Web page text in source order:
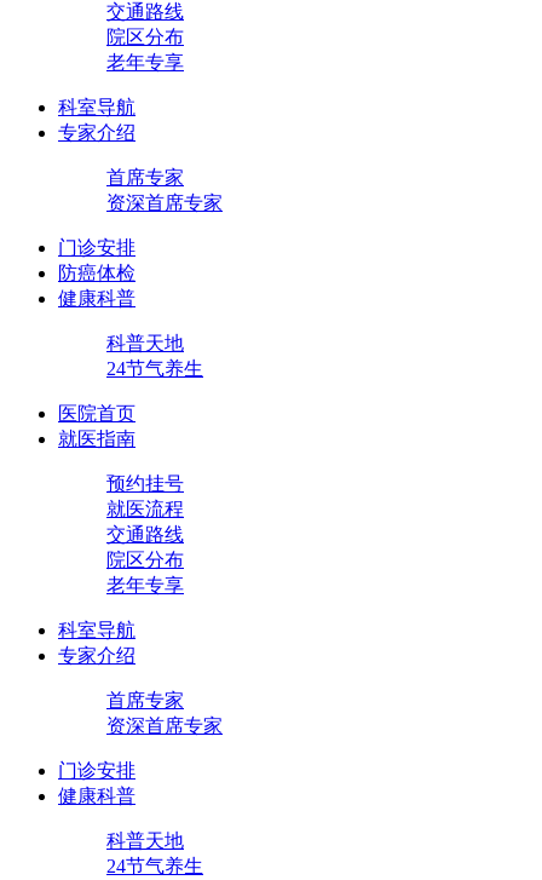
交通路线
院区分布
老年专享
科室导航
专家介绍
首席专家
资深首席专家
门诊安排
防癌体检
健康科普
科普天地
24节气养生
医院首页
就医指南
预约挂号
就医流程
交通路线
院区分布
老年专享
科室导航
专家介绍
首席专家
资深首席专家
门诊安排
健康科普
科普天地
24节气养生